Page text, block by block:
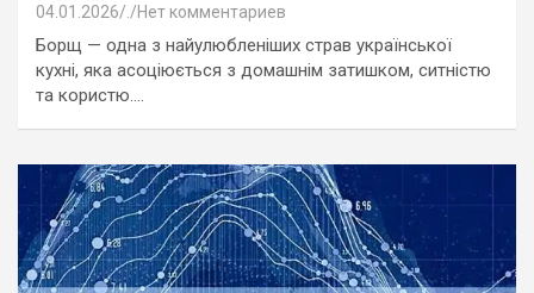
04.01.2026 Нет комментариев
Борщ — одна з найулюбленіших страв української
кухні, яка асоціюється з домашнім затишком, ситністю
та користю.…